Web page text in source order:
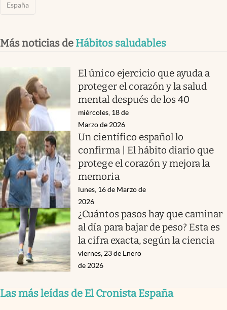
España
Más noticias de Hábitos saludables
El único ejercicio que ayuda a
proteger el corazón y la salud
mental después de los 40
miércoles, 18 de
Marzo de 2026
Un científico español lo
confirma | El hábito diario que
protege el corazón y mejora la
memoria
lunes, 16 de Marzo de
2026
¿Cuántos pasos hay que caminar
al día para bajar de peso? Esta es
la cifra exacta, según la ciencia
viernes, 23 de Enero
de 2026
Las más leídas de El Cronista España